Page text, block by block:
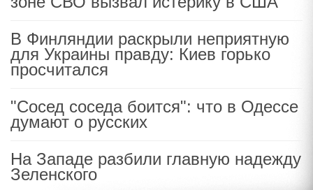
В Финляндии раскрыли неприятную
для Украины правду: Киев горько
просчитался
"Сосед соседа боится": что в Одессе
думают о русских
На Западе разбили главную надежду
Зеленского